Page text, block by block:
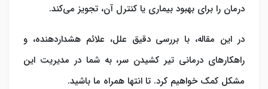
درمان را برای بهبود بیماری یا کنترل آن، تجویز می‌کند.
در این مقاله، با بررسی دقیق علل، علائم هشداردهنده، و
راهکارهای درمانی تیر کشیدن سر، به شما در مدیریت این
مشکل کمک خواهیم کرد. تا انتها همراه ما باشید.